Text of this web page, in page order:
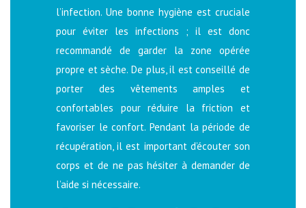
l’infection. Une bonne hygiène est cruciale
pour éviter les infections ; il est donc
recommandé de garder la zone opérée
propre et sèche. De plus, il est conseillé de
porter des vêtements amples et
confortables pour réduire la friction et
favoriser le confort. Pendant la période de
récupération, il est important d’écouter son
corps et de ne pas hésiter à demander de
l’aide si nécessaire.